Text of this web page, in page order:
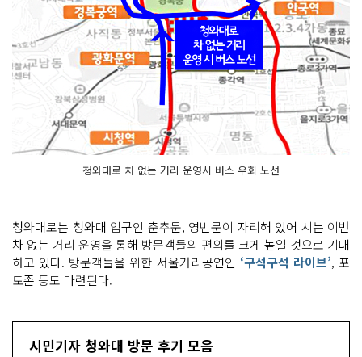
청와대로 차 없는 거리 운영시 버스 우회 노선
청와대로는 청와대 입구인 춘추문, 영빈문이 자리해 있어 시는 이번
차 없는 거리 운영을 통해 방문객들의 편의를 크게 높일 것으로 기대
하고 있다. 방문객들을 위한 서울거리공연인 ‘구석구석 라이브’, 포
토존 등도 마련된다.
시민기자 청와대 방문 후기 모음